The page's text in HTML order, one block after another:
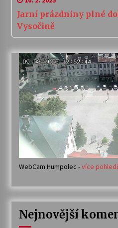
Jarní prázdniny plné
Vysočině
WebCam Humpolec -více
Nejnovější